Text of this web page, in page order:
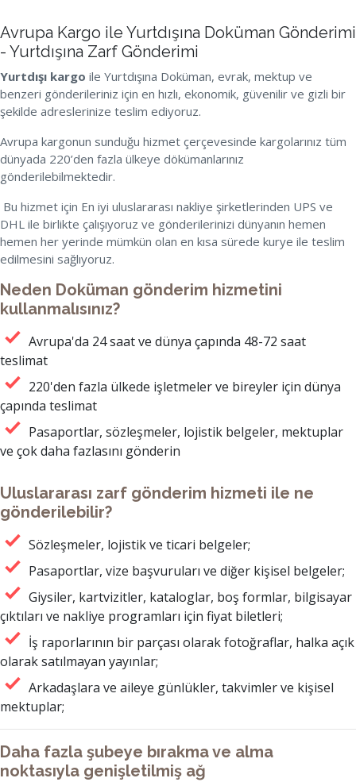
Avrupa Kargo ile Yurtdışına Doküman Gönderimi
- Yurtdışına Zarf Gönderimi
Yurtdışı kargo ile Yurtdışına Doküman, evrak, mektup ve
benzeri gönderileriniz için en hızlı, ekonomik, güvenilir ve gizli bir
şekilde adreslerinize teslim ediyoruz.
Avrupa kargonun sunduğu hizmet çerçevesinde kargolarınız tüm
dünyada 220’den fazla ülkeye dökümanlarınız
gönderilebilmektedir.
Bu hizmet için En iyi uluslararası nakliye şirketlerinden UPS ve
DHL ile birlikte çalışıyoruz ve gönderilerinizi dünyanın hemen
hemen her yerinde mümkün olan en kısa sürede kurye ile teslim
edilmesini sağlıyoruz.
Neden Doküman gönderim hizmetini
kullanmalısınız?
Avrupa'da 24 saat ve dünya çapında 48-72 saat
teslimat
220'den fazla ülkede işletmeler ve bireyler için dünya
çapında teslimat
Pasaportlar, sözleşmeler, lojistik belgeler, mektuplar
ve çok daha fazlasını gönderin
Uluslararası zarf gönderim hizmeti ile ne
gönderilebilir?
Sözleşmeler, lojistik ve ticari belgeler;
Pasaportlar, vize başvuruları ve diğer kişisel belgeler;
Giysiler, kartvizitler, kataloglar, boş formlar, bilgisayar
çıktıları ve nakliye programları için fiyat biletleri;
İş raporlarının bir parçası olarak fotoğraflar, halka açık
olarak satılmayan yayınlar;
Arkadaşlara ve aileye günlükler, takvimler ve kişisel
mektuplar;
Daha fazla şubeye bırakma ve alma
noktasıyla genişletilmiş ağ